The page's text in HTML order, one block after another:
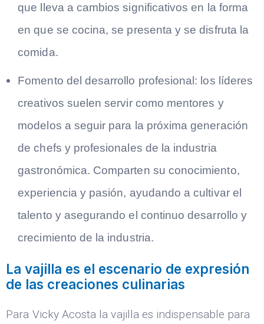
que lleva a cambios significativos en la forma
en que se cocina, se presenta y se disfruta la
comida.
Fomento del desarrollo profesional: los líderes
creativos suelen servir como mentores y
modelos a seguir para la próxima generación
de chefs y profesionales de la industria
gastronómica. Comparten su conocimiento,
experiencia y pasión, ayudando a cultivar el
talento y asegurando el continuo desarrollo y
crecimiento de la industria.
La vajilla es el escenario de expresión
de las creaciones culinarias
Para Vicky Acosta la vajilla es indispensable para